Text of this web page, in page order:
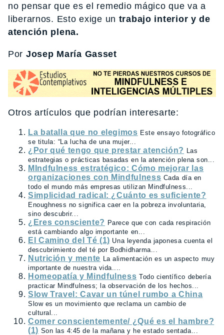
no pensar que es el remedio mágico que va a
liberarnos. Esto exige un trabajo interior y de
atención plena.
Por Josep María Gasset
Otros artículos que podrían interesarte:
La batalla que no elegimos Este ensayo fotográfico
se titula: “La lucha de una mujer...
¿Por qué tengo que prestar atención?
Las
estrategias o prácticas basadas en la atención plena son...
MIndfulness estratégico: Cómo mejorar las
organizaciones con Mindfulness Cada día en
todo el mundo más empresas utilizan Mindfulness...
Simplicidad radical: ¿Cuánto es suficiente?
Enoughness no significa caer en la pobreza involuntaria,
sino descubrir...
¿Eres consciente? Parece que con cada respiración
está cambiando algo importante en...
El Camino del Té (1) Una leyenda japonesa cuenta el
descubrimiento del té por Bodhidharma...
Nutrición y mente
La alimentación es un aspecto muy
importante de nuestra vida....
Homeopatía y Mindfulness Todo científico debería
practicar Mindfulness; la observación de los hechos...
Slow Travel: Cavar un túnel rumbo a China
Slow es un movimiento que reclama un cambio de
cultural...
Comer conscientemente/ ¿Qué es el hambre?
(1) Son las 4:45 de la mañana y he estado sentada...